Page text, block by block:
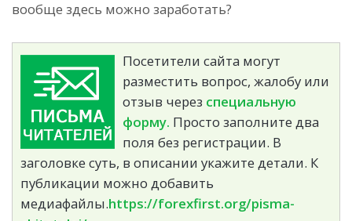
вообще здесь можно заработать?
Посетители сайта могут
разместить вопрос, жалобу или
отзыв через специальную
форму. Просто заполните два
поля без регистрации. В
заголовке суть, в описании укажите детали. К
публикации можно добавить
медиафайлы.https://forexfirst.org/pisma-